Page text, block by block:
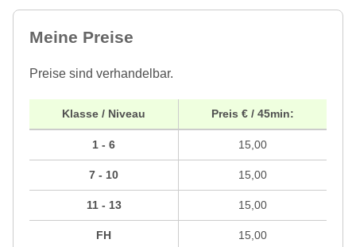
Meine Preise
Preise sind verhandelbar.
Klasse / Niveau
1 - 6
7 - 10
11 - 13
FH
Preis € / 45min:
15,00
15,00
15,00
15,00